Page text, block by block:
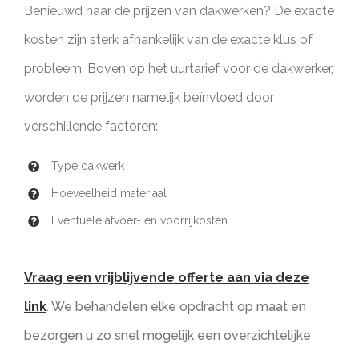
Benieuwd naar de prijzen van dakwerken? De exacte
kosten zijn sterk afhankelijk van de exacte klus of
probleem. Boven op het uurtarief voor de dakwerker,
worden de prijzen namelijk beïnvloed door
verschillende factoren:
Type dakwerk
Hoeveelheid materiaal
Eventuele afvoer- en voorrijkosten
Vraag een vrijblijvende offerte aan via deze
link. We behandelen elke opdracht op maat en
bezorgen u zo snel mogelijk een overzichtelijke